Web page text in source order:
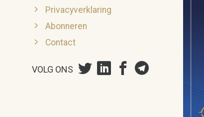
Privacyverklaring
Abonneren
Contact
VOLG ONS